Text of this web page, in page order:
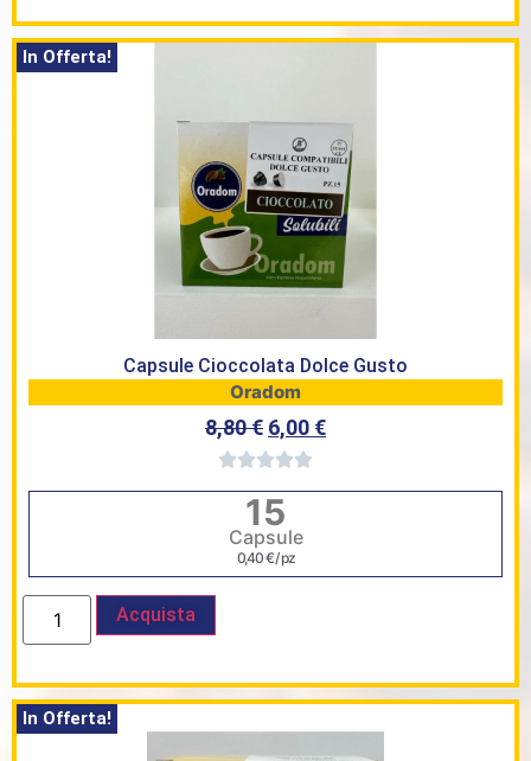
In Offerta!
Capsule Cioccolata Dolce Gusto
Oradom
8,80€ 6,00 €
15
Capsule
0,40€/ pz
Acquista
In Offerta!